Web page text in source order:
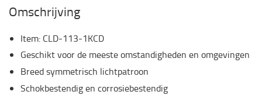
Omschrijving
Item: CLD-113-1KCD
Geschikt voor de meeste omstandigheden en omgevingen
Breed symmetrisch lichtpatroon
Schokbestendig en corrosiebestendig